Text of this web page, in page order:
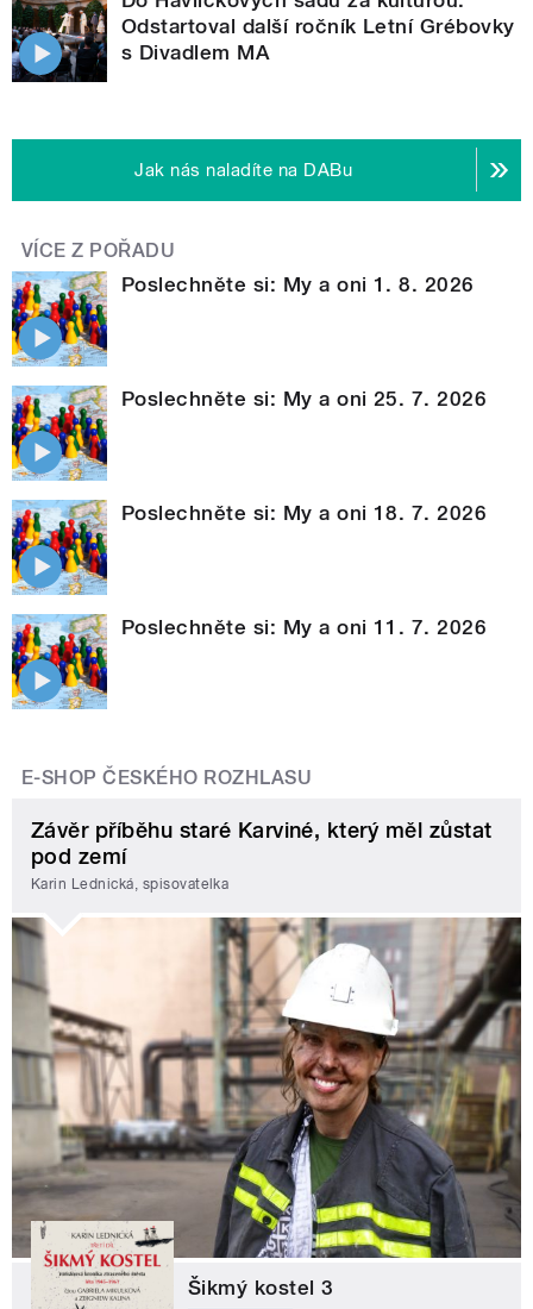
Odstartoval další ročník Letní Grébovky
s Divadlem MA
Jak nás naladíte na DABu
VÍCE Z POŘADU
Poslechněte si: My a oni 1. 8. 2026
Poslechněte si: My a oni 25. 7. 2026
Poslechněte si: My a oni 18. 7. 2026
Poslechněte si: My a oni 11. 7. 2026
E-SHOP ČESKÉHO ROZHLASU
Závěr příběhu staré Karviné, který měl zůstat
pod zemí
Karin Lednická, spisovatelka
Šikmý kostel 3